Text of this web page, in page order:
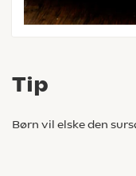
Tip
Børn vil elske den